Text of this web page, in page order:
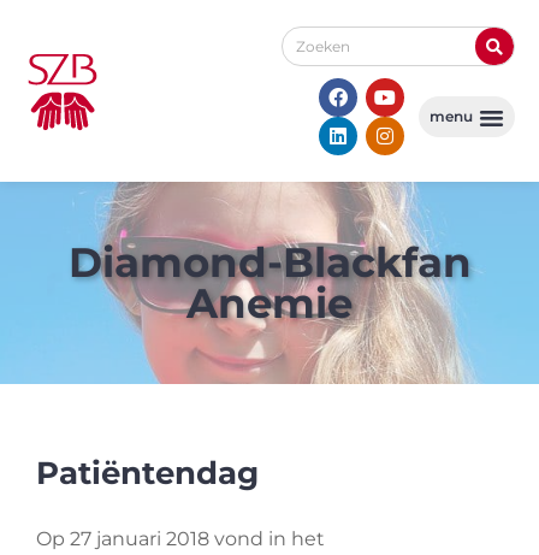
Diamond-Blackfan
Anemie
Patiëntendag
Op 27 januari 2018 vond in het